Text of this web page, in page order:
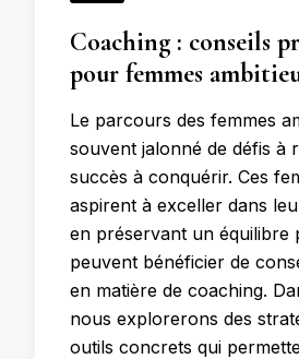
Coaching : conseils
pour femmes
Le parcours des femmes
souvent jalonné de défis à
succès à conquérir. Ces
aspirent à exceller dans
en préservant un équilibre
peuvent bénéficier de
en matière de coaching.
nous explorerons des
outils concrets qui